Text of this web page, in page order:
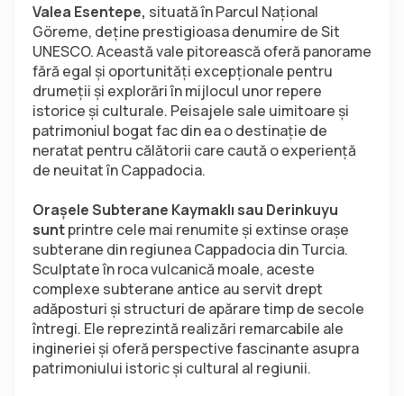
Valea Esentepe, situată în Parcul Național
Göreme, deține prestigioasa denumire de Sit
UNESCO. Această vale pitorească oferă panorame
fără egal și oportunități excepționale pentru
drumeții și explorări în mijlocul unor repere
istorice și culturale. Peisajele sale uimitoare și
patrimoniul bogat fac din ea o destinație de
neratat pentru călătorii care caută o experiență
de neuitat în Cappadocia.
Orașele Subterane Kaymaklı sau Derinkuyu
sunt printre cele mai renumite și extinse orașe
subterane din regiunea Cappadocia din Turcia.
Sculptate în roca vulcanică moale, aceste
complexe subterane antice au servit drept
adăposturi și structuri de apărare timp de secole
întregi. Ele reprezintă realizări remarcabile ale
ingineriei și oferă perspective fascinante asupra
patrimoniului istoric și cultural al regiunii.